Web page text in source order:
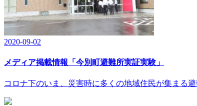
2020-09-02
メディア掲載情報「今別町避難所実証実験」
コロナ下のいま、災害時に多くの地域住民が集まる